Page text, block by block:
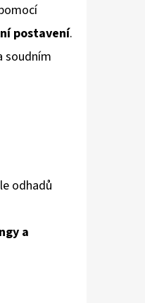
postavení.
soudním
odhadů
a